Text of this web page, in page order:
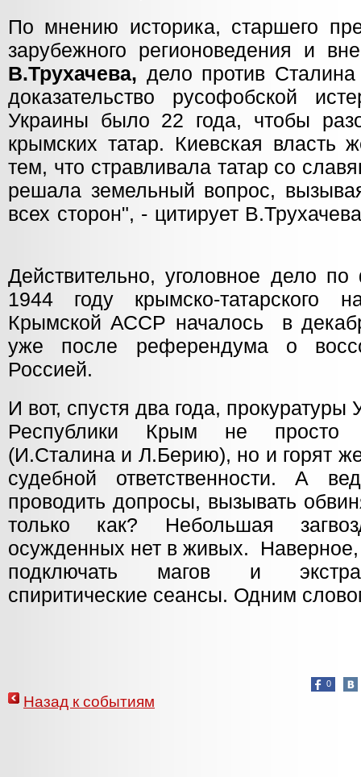
По мнению историка, старшего
зарубежного регионоведения и
В.Трухачева, дело против
доказательство русофобской
Украины было 22 года, чтобы
крымских татар. Киевская власть
тем, что стравливала татар со
решала земельный вопрос,
всех сторон", - цитирует
Действительно, уголовное дело
1944 году крымско-татарского
Крымской АССР началось в
уже после референдума о
Россией.
И вот, спустя два года,
Республики Крым не просто
(И.Сталина и Л.Берию), но и горят
судебной ответственности. А
проводить допросы, вызывать
только как? Небольшая
осужденных нет в живых. Наверное,
подключать магов и
спиритические сеансы. Одним
0
Назад к событиям